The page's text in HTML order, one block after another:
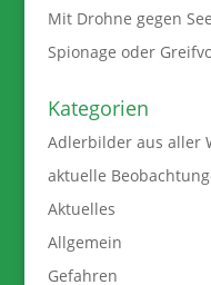
Mit Drohne gegen
Spionage oder
Kategorien
Adlerbilder aus aller
aktuelle
Aktuelles
Allgemein
Gefahren